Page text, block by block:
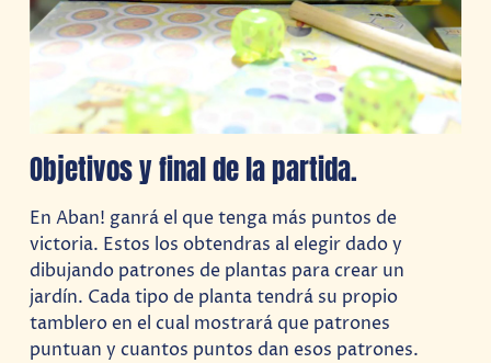
Objetivos y final de la partida.
En Aban! ganrá el que tenga más puntos de
victoria. Estos los obtendras al elegir dado y
dibujando patrones de plantas para crear un
jardín. Cada tipo de planta tendrá su propio
tamblero en el cual mostrará que patrones
puntuan y cuantos puntos dan esos patrones.